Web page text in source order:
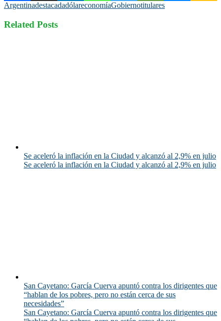
ArgentinadestacadadólareconomíaGobiernotitulares
Related Posts
Se aceleró la inflación en la Ciudad y alcanzó al 2,9% en julio
Se aceleró la inflación en la Ciudad y alcanzó al 2,9% en julio
San Cayetano: García Cuerva apuntó contra los dirigentes que
“hablan de los pobres, pero no están cerca de sus
necesidades”
San Cayetano: García Cuerva apuntó contra los dirigentes que